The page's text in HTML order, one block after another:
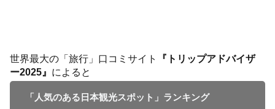
世界最大の「旅行」口コミサイト
『トリップアドバイザ
ー2025』 によると
「人気のある日本観光スポット」ランキング